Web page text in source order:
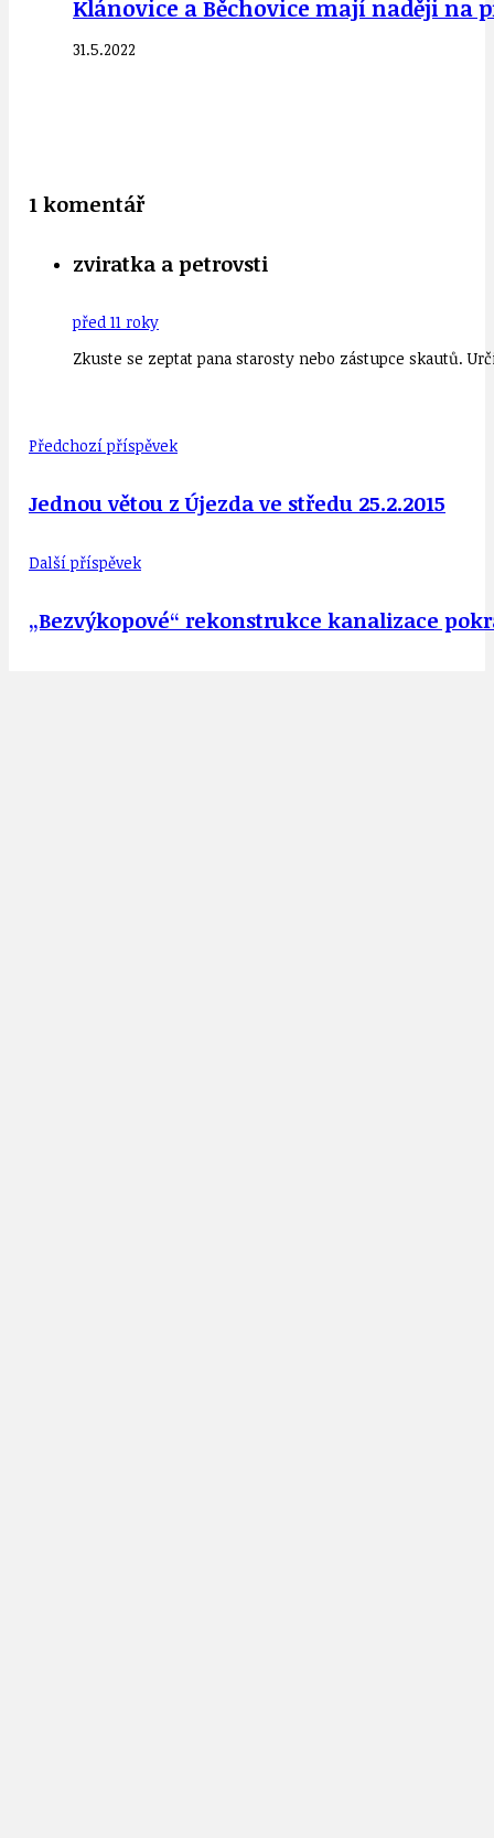
Klánovice a Běchovice mají naději
31.5.2022
1 komentář
zviratka a petrovsti
před 11 roky
Zkuste se zeptat pana starosty nebo zástupce skautů.
Předchozí příspěvek
Jednou větou z Újezda ve středu 25.2.2015
Další příspěvek
„Bezvýkopové“ rekonstrukce kanalizace